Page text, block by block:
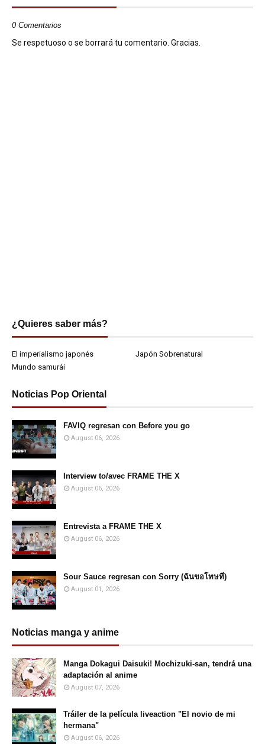
0 Comentarios
Se respetuoso o se borrará tu comentario. Gracias.
¿Quieres saber más?
El imperialismo japonés
Japón Sobrenatural
Mundo samurái
Noticias Pop Oriental
FAVIQ regresan con Before you go
August 06, 2026
Interview to/avec FRAME THE X
August 06, 2026
Entrevista a FRAME THE X
August 06, 2026
Sour Sauce regresan con Sorry (ฉันขอโทษที)
August 01, 2026
Noticias manga y anime
Manga Dokagui Daisuki! Mochizuki-san, tendrá una
adaptación al anime
August 07, 2026
Tráiler de la película liveaction "El novio de mi
hermana"
August 06, 2026